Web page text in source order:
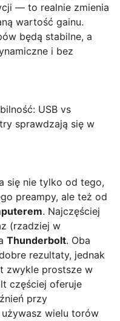
— to realnie zmienia
wartość gainu.
będą stabilne, a
i bez
USB vs
sprawdzają się w
się nie tylko od tego,
preampy, ale też od
. Najczęściej
(rzadziej w
Thunderbolt. Oba
rezultaty, jednak
zwykle prostsze w
częściej oferuje
przy
wielu torów